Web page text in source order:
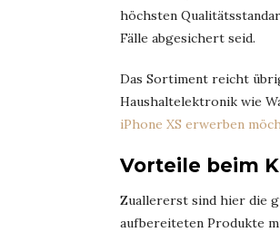
höchsten
Fälle abgesichert seid.
Das Sortiment reicht
Haushaltelektronik wie
iPhone XS erwerben
Vorteile beim
Zuallererst sind hier die
aufbereiteten Produkte